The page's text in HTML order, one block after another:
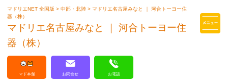
マドリエはLIXILの厳しい基準を
マドリエNET 全国版>中部・北陸>マドリエ名古屋みなと ｜ 河合トーヨー住
器（株）
マドリエ名古屋みなと ｜ 河合トーヨー住
器（株）
マド本舗 お問合せ お電話